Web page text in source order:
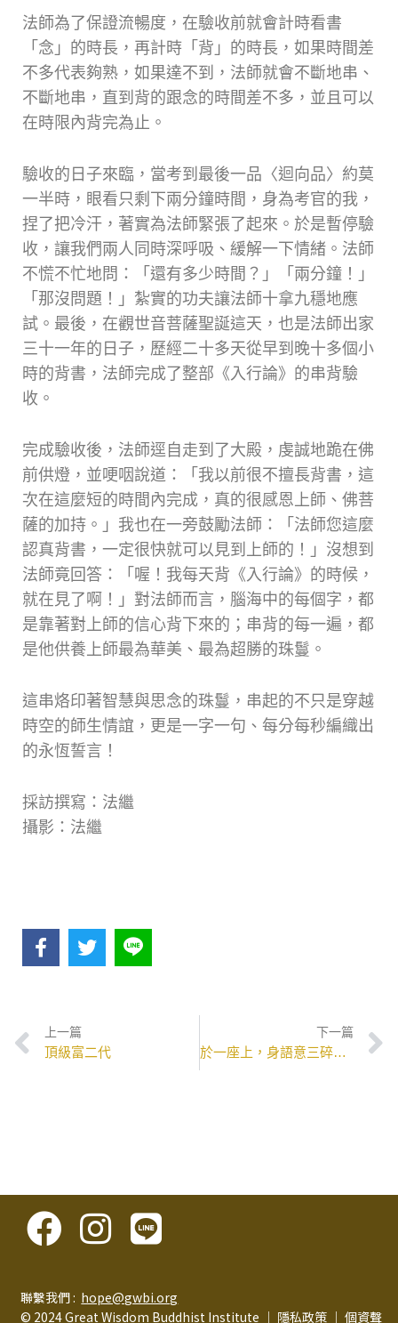
法師為了保證流暢度，在驗收前就會計時看書
「念」的時長，再計時「背」的時長，如果時間差
不多代表夠熟，如果達不到，法師就會不斷地串、
不斷地串，直到背的跟念的時間差不多，並且可以
在時限內背完為止。
驗收的日子來臨，當考到最後一品〈迴向品〉約莫
一半時，眼看只剩下兩分鐘時間，身為考官的我，
捏了把冷汗，著實為法師緊張了起來。於是暫停驗
收，讓我們兩人同時深呼吸、緩解一下情緒。法師
不慌不忙地問：「還有多少時間？」「兩分鐘！」
「那沒問題！」紮實的功夫讓法師十拿九穩地應
試。最後，在觀世音菩薩聖誕這天，也是法師出家
三十一年的日子，歷經二十多天從早到晚十多個小
時的背書，法師完成了整部《入行論》的串背驗
收。
完成驗收後，法師逕自走到了大殿，虔誠地跪在佛
前供燈，並哽咽說道：「我以前很不擅長背書，這
次在這麼短的時間內完成，真的很感恩上師、佛菩
薩的加持。」我也在一旁鼓勵法師：「法師您這麼
認真背書，一定很快就可以見到上師的！」沒想到
法師竟回答：「喔！我每天背《入行論》的時候，
就在見了啊！」對法師而言，腦海中的每個字，都
是靠著對上師的信心背下來的；串背的每一遍，都
是他供養上師最為華美、最為超勝的珠鬘。
這串烙印著智慧與思念的珠鬘，串起的不只是穿越
時空的師生情誼，更是一字一句、每分每秒編織出
的永恆誓言！
採訪撰寫：法繼
攝影：法繼
上一篇
頂級富二代
下一篇
於一座上，身語意三碎為微塵
聯繫我們 : hope@gwbi.org
© 2024 Great Wisdom Buddhist Institute │ 隱私政策 │個資聲